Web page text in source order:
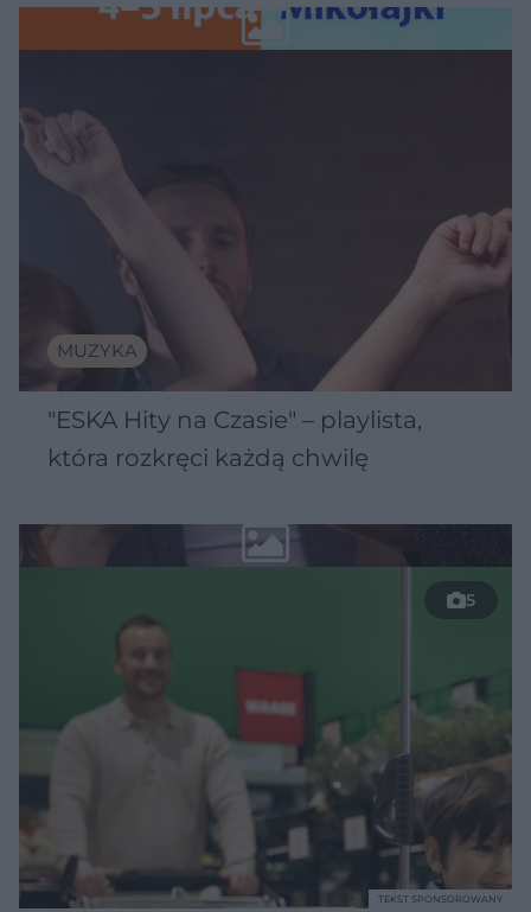
Wawelu
MUZYKA
"ESKA Hity na Czasie" – playlista,
która rozkręci każdą chwilę
5
TEKST SPONSOROWANY